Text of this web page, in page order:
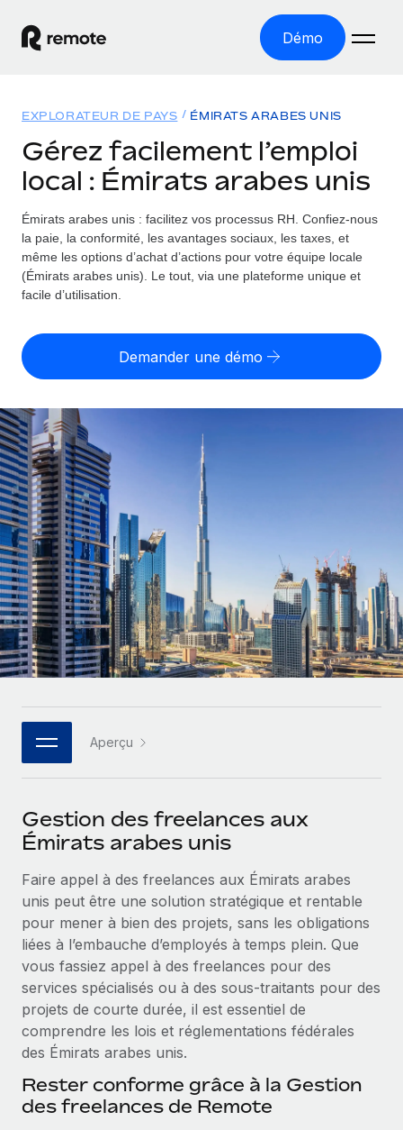
Démo
EMPLOI À L’INTERNATIONAL
Paie multipays
Gérez la paie facilement et en toute conformité
Employer of record
Développez-vous à l’international sans frais liés aux
Pilotage 360 des freelances
Gestion des freelances
Intégrez et gérez vos freelances partout dans le monde
PEO
Sous-traitez les opérations complexes liées à l’emploi
INFRASTRUCTURE
Intégration Remote
Intégrez vos RH aux flux de travail en toute simplicité
Plateforme
Des fonctions RH clés intégrées pour votre équipe
notre MCP
Intégrations
Demandez aux experts
Recevez des conseils d’experts sur les RH à
l’international et la conformité
Contrôles d’antécédents
Simplifiez vos processus de présélection des
candidats
Remote Watchtower
Gardez un temps d’avance sur les risques en
matière de conformité
Solutions
COUVERTURE MONDIALE
Explorateur de pays
Toutes les informations sur l’emploi à l’international,
pays par pays
Explorateur des États-Unis (par État)
Simplifiez l’embauche à travers les différents États des
États-Unis
Comparer Remote
Examinez notre service par rapport aux autres
CROISSANCE
Start-ups
Des solutions agiles et internationales pour les RH et la
paie des entreprises en pleine croissance
Entreprises intermédiaires
Développez vos équipes avec des solutions RH sur
mesure
Les RH à l’international pour les grandes entreprises
TRAVAILLONS ENSEMBLE
Intégrez les RH à l’international de manière flexible
Explorez avec nous vos opportunités de partenariat
Remote Build
Bientôt disponible
Conseil en intégrations et automatisations assistées par
ÉTUDES DE CAS
Ressources
OUTILS & CALCULATEURS
Outil de calcul du risque de requalification de
Calculateur du coût des employés
pays
Calculateur de paiement des freelances
Découvrez les devises disponibles et les vitesses de
paiement pour vos freelances internationaux
APPRENDRE AVEC REMOTE
Recherche et guides
Études de cas
Glossaire RH
Descriptions de postes
Webinaires
Événements
Salle de presse
Données sur les salaires et les talents
Centre de ressources
Obtenir de l’aide
Voir toutes les ressources
BLOG
Paie multipays
Tarification
Nederlands
Français
Deutsch
Español
Italiano
Português (Portugal)
한국어
Connexion
EXPLORATEUR DE PAYS ÉMIRATS ARABES UNIS
Gérez facilement l’emploi
local : Émirats arabes unis
Émirats arabes unis : facilitez vos processus RH. Confiez-nous
la paie, la conformité, les avantages sociaux, les taxes, et
même les options d’achat d’actions pour votre équipe locale
(Émirats arabes unis). Le tout, via une plateforme unique et
facile d’utilisation.
Demander une démo
Aperçu
Gestion des freelances aux
Émirats arabes unis
Faire appel à des freelances aux Émirats arabes
unis peut être une solution stratégique et rentable
pour mener à bien des projets, sans les obligations
liées à l’embauche d’employés à temps plein. Que
vous fassiez appel à des freelances pour des
services spécialisés ou à des sous‑traitants pour des
projets de courte durée, il est essentiel de
comprendre les lois et réglementations fédérales
des Émirats arabes unis.
Rester conforme grâce à la Gestion
des freelances de Remote